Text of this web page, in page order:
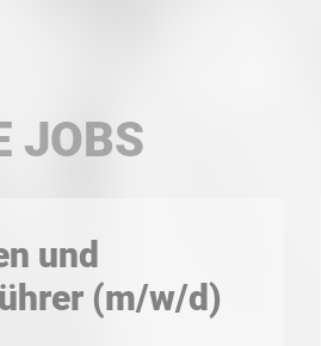
JOBS
und
(m/w/d)